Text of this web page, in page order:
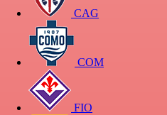
CAG
COM
FIO